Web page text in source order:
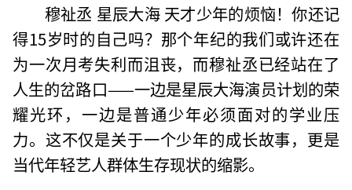
穆祉丞 星辰大海 天才少年的烦恼！你还记
得15岁时的自己吗？那个年纪的我们或许还在
为一次月考失利而沮丧，而穆祉丞已经站在了
人生的岔路口——一边是星辰大海演员计划的荣
耀光环，一边是普通少年必须面对的学业压
力。这不仅是关于一个少年的成长故事，更是
当代年轻艺人群体生存现状的缩影。